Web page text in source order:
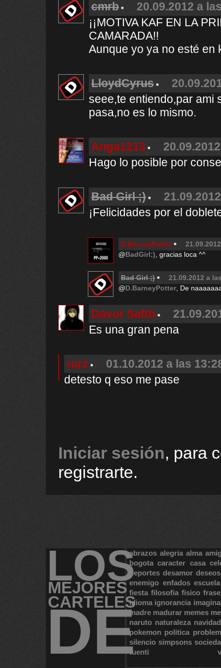
cmrb
20.09.2012 a
¡¡MOTIVA KAF EN LA
CAMARADA!!
Aunque yo ya no esté en
LloydCyrus
seee,te entiendo,par ami
pasa,no es lo mismo.
Anga1213
Hago lo posible por
Bad Girl ;)
¡Felicidades por el
D.BarneyPotter
@BadGirl;) , gracias loca ^^
Bad Girl ;)
21.09.2012 a
@D.BarneyPotter , De
Davor Safth
Es una gran pena
rurz
01.10.2012 a las
detesto q eso me pase
Iniciar sesión, para
registrarte.
LOS
MEJORES
CARTELES
DE
abrazos alegria alma
bogota caracter casa
deportes desamor deseos
enemigo enfados escuela
fiesta filosofia fisico
idioma ignorancia
madre madurar memes
naruto naturaleza navidad
pokemon politica
silencio simpsons
tuenti